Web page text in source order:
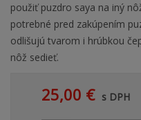
použiť puzdro saya na iný
potrebné pred zakúpením
odlišujú tvarom i hrúbkou
nôž sedieť.
25,00 € s DPH